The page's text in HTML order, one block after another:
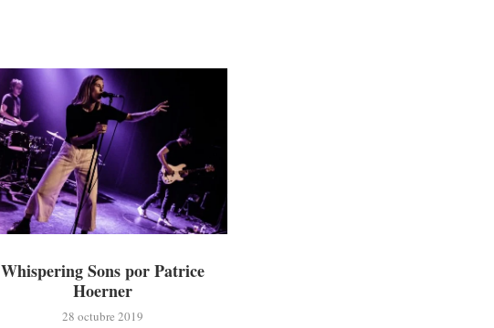
Whispering Sons por Patrice
Hoerner
28 octubre 2019